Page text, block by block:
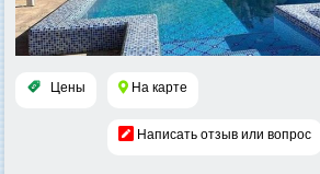
Цены На карте
Написать отзыв или вопрос